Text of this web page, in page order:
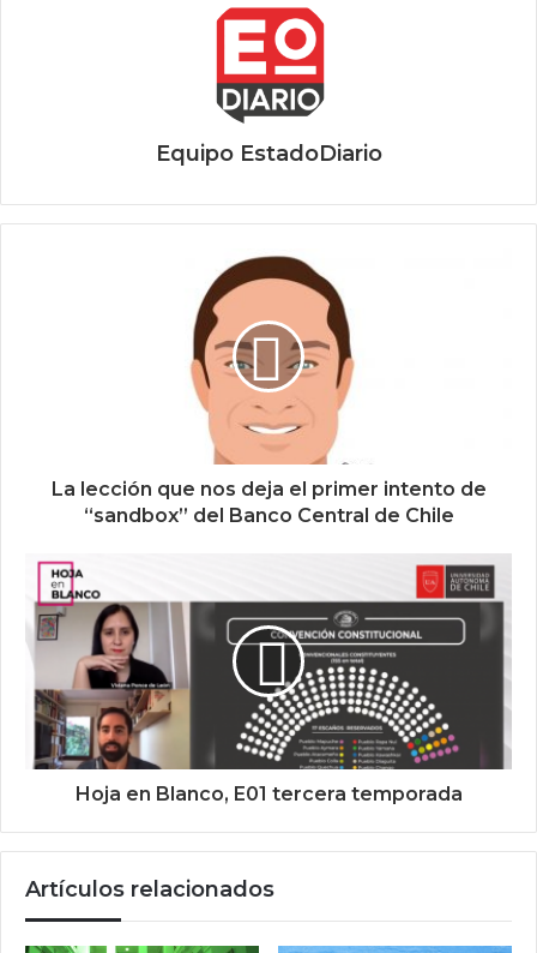
Equipo EstadoDiario
La lección que nos deja el primer intento de
“sandbox” del Banco Central de Chile
Hoja en Blanco, E01 tercera temporada
Artículos relacionados